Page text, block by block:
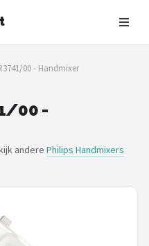
00 - Handmixer
00 -
andere Philips Handmixers